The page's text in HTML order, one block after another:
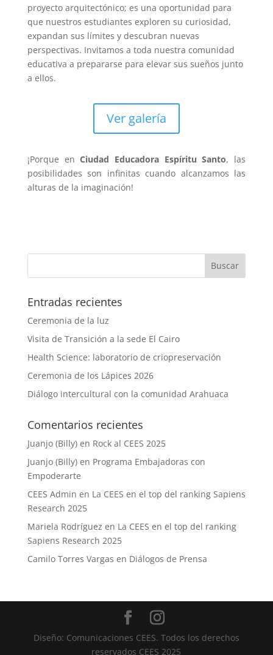
proyecto arquitectónico; es una oportunidad para
que nuestros estudiantes exploren su curiosidad,
expandan sus límites y descubran nuevas
perspectivas. Invitamos a toda nuestra comunidad
educativa a prepararse para elevar sus sueños junto
a ellos.
Ver galería
¡Porque enCiudad Educadora Espíritu Santo, las
posibilidades son infinitas cuando alcanzamos las
alturas de la imaginación!
Entradas recientes
Ceremonia de la luz
Visita de Transición a la sede El Cairo
Health Science: laboratorio de criopreservación
Ceremonia de los Lápices 2026
Diálogo intercultural con la comunidad Arahuaca
Comentarios recientes
Juanjo (Billy)en Rock al CEES 2025
Juanjo (Billy)en Programa Embajadoras con
Empoderarte
CEES Admin en La CEES en el top del ranking Sapiens
Research 2025
Mariela Rodríguez en La CEES en el top del ranking
Sapiens Research 2025
Camilo Torres Vargas en Diálogos de Prensa
Diseño: Comunicaciones CEES. Todos los derechos
reservados CEES 2025